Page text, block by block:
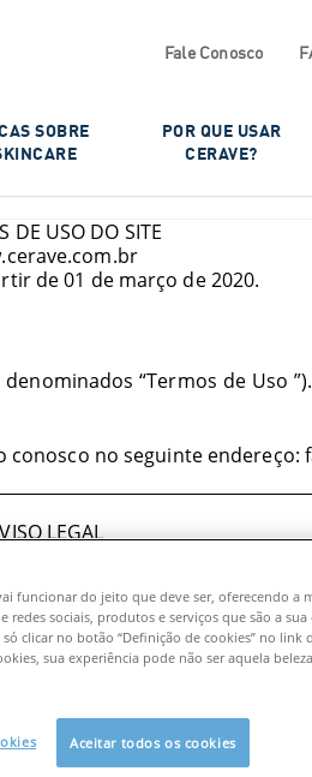
Fale Conosco
SOBRE
POR QUE USAR
CERAVE?​
DE USO DO SITE
cerave.com.br
de 01 de março de 2020.
“Termos de Uso
conosco no seguinte endereço:
LEGAL
Barão de Tefé, 27, Loja
o nº 30.278.428/0001-61,
funcionar do jeito que deve ser, oferecendo a
sociais, produtos e serviços que são a sua
clicar no botão “Definição de cookies” no link
sua experiência pode não ser aquela
Aceitar todos os cookies